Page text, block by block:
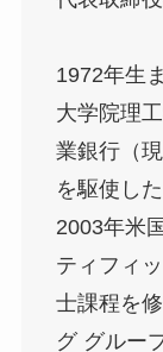
1972年生
大学院理
業銀行（
を駆使し
2003年米
ティフィ
士課程を
グ グルー